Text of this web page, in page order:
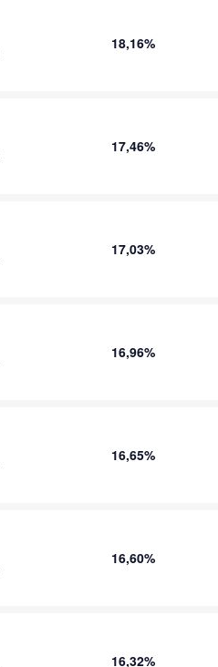
18,16%
17,46%
17,03%
16,96%
16,65%
16,60%
16,32%